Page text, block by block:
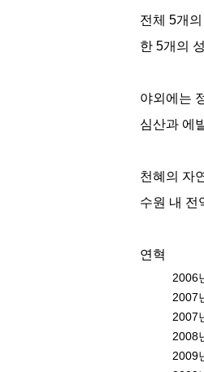
전체 5개
한 5개의
야외에는
심산과 에
천혜의 자
수원 내 전
연혁
2006
2007
2007
2008
2009